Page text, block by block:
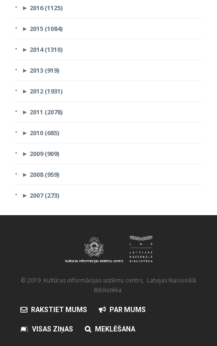
► 2016 (1125)
► 2015 (1084)
► 2014 (1310)
► 2013 (919)
► 2012 (1931)
► 2011 (2078)
► 2010 (685)
► 2009 (909)
► 2008 (959)
► 2007 (273)
© 2019 Kultūras informācijas sistēmu centrs, Latvijas Nacionālā
Bibliotēka
RAKSTIET MUMS PAR MUMS
VISAS ZIŅAS MEKLĒŠANA